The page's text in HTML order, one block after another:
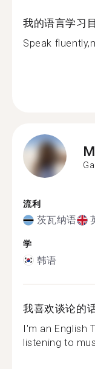
我的语言学习
Speak
流利
茨瓦纳语
学
韩语
我喜欢谈论的
I'm an English
listening to